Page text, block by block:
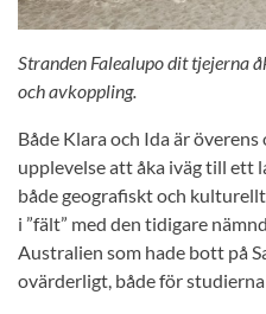
Stranden Falealupo dit tjejerna
och avkoppling.
Både Klara och Ida är
upplevelse att åka iväg till ett
både geografiskt och
i ”fält” med den tidigare
Australien som hade bott på
ovärderligt, både för